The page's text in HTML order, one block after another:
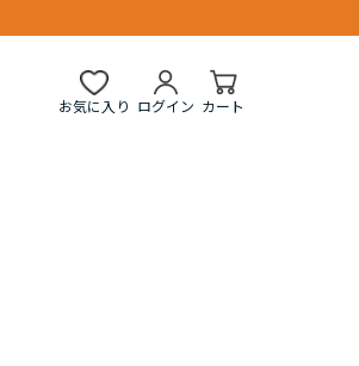
お気に入り ログイン カート